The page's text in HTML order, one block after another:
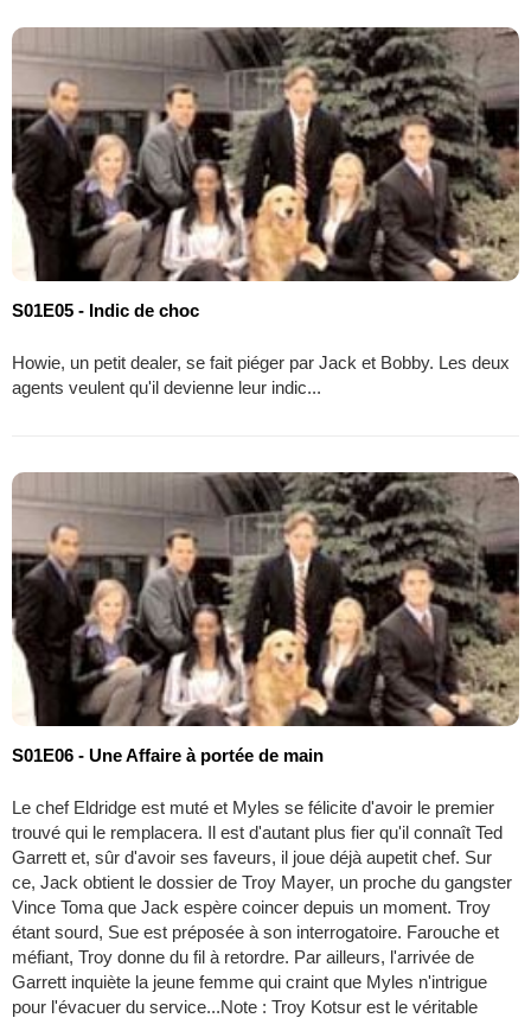
S01E05 - Indic de choc
Howie, un petit dealer, se fait piéger par Jack et Bobby. Les deux
agents veulent qu'il devienne leur indic...
S01E06 - Une Affaire à portée de main
Le chef Eldridge est muté et Myles se félicite d'avoir le premier
trouvé qui le remplacera. Il est d'autant plus fier qu'il connaît Ted
Garrett et, sûr d'avoir ses faveurs, il joue déjà aupetit chef. Sur
ce, Jack obtient le dossier de Troy Mayer, un proche du gangster
Vince Toma que Jack espère coincer depuis un moment. Troy
étant sourd, Sue est préposée à son interrogatoire. Farouche et
méfiant, Troy donne du fil à retordre. Par ailleurs, l'arrivée de
Garrett inquiète la jeune femme qui craint que Myles n'intrigue
pour l'évacuer du service...Note : Troy Kotsur est le véritable